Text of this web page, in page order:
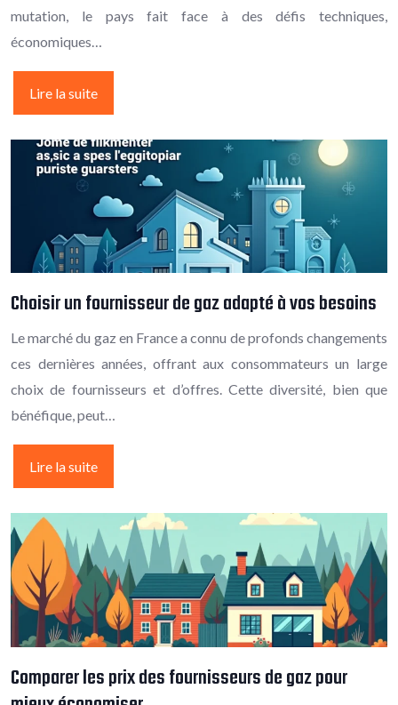
mutation, le pays fait face à des défis techniques,
économiques…
Lire la suite
Choisir un fournisseur de gaz adapté à vos besoins
Le marché du gaz en France a connu de profonds changements
ces dernières années, offrant aux consommateurs un large
choix de fournisseurs et d’offres. Cette diversité, bien que
bénéfique, peut…
Lire la suite
Comparer les prix des fournisseurs de gaz pour